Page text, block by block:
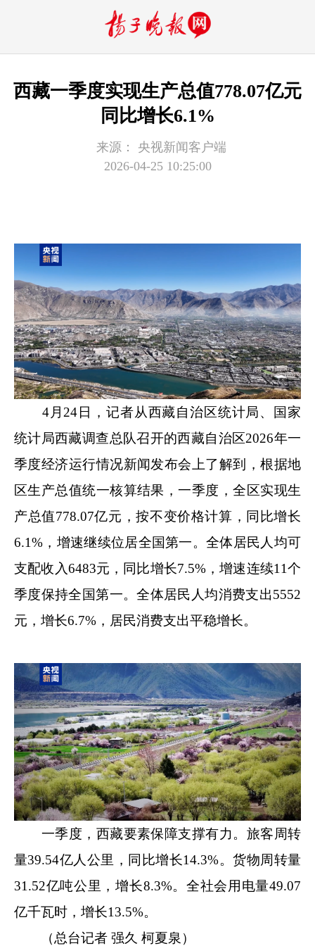
西藏一季度实现生产总值778.07亿元
同比增长6.1%
来源：
央视新闻客户端
2026-04-25 10:25:00
4月24日，记者从西藏自治区统计局、国家
统计局西藏调查总队召开的西藏自治区2026年一
季度经济运行情况新闻发布会上了解到，根据地
区生产总值统一核算结果，一季度，全区实现生
产总值778.07亿元，按不变价格计算，同比增长
6.1%，增速继续位居全国第一。全体居民人均可
支配收入6483元，同比增长7.5%，增速连续11个
季度保持全国第一。全体居民人均消费支出5552
元，增长6.7%，居民消费支出平稳增长。
一季度，西藏要素保障支撑有力。旅客周转
量39.54亿人公里，同比增长14.3%。货物周转量
31.52亿吨公里，增长8.3%。全社会用电量49.07
亿千瓦时，增长13.5%。
（总台记者 强久 柯夏泉）